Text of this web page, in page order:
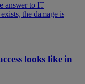
answer to IT
the damage is
looks like in